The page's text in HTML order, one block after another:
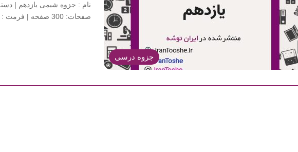
جزوه درسی
نام : جزوه شیمی یازدهم |
صفحات: 300 صفحه | فرمت : PDF…